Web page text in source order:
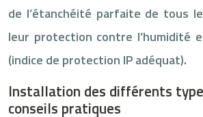
de l’étanchéité parfaite de tous
leur protection contre l’humidité
(indice de protection IP adéquat).
Installation des différents
conseils pratiques